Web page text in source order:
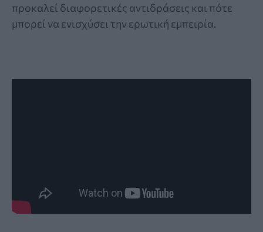
προκαλεί διαφορετικές αντιδράσεις και πότε
μπορεί να ενισχύσει την ερωτική εμπειρία.